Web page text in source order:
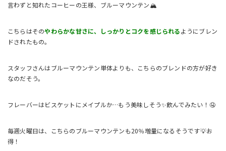
言わずと知れたコーヒーの王様、ブルーマウンテン🏔️
こちらはそのやわらかな甘さに、しっかりとコクを感じられるようにブレン
ドされたもの。
スタッフさんはブルーマウンテン単体よりも、こちらのブレンドの方が好き
なのだそう。
フレーバーはビスケットにメイプルか…もう美味しそう✨飲んでみたい！🤤
毎週火曜日は、こちらのブルーマウンテンも20％増量になるそうです💡お
得！